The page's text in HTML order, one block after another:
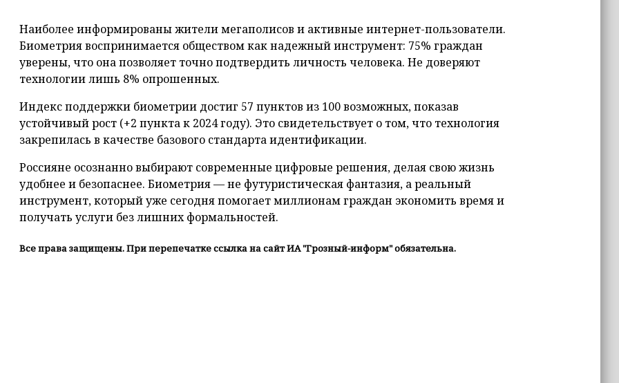
Наиболее информированы жители мегаполисов и активные интернет-пользователи.
Биометрия воспринимается обществом как надежный инструмент: 75% граждан
уверены, что она позволяет точно подтвердить личность человека. Не доверяют
технологии лишь 8% опрошенных.
Индекс поддержки биометрии достиг 57 пунктов из 100 возможных, показав
устойчивый рост (+2 пункта к 2024 году). Это свидетельствует о том, что технология
закрепилась в качестве базового стандарта идентификации.
Россияне осознанно выбирают современные цифровые решения, делая свою жизнь
удобнее и безопаснее. Биометрия — не футуристическая фантазия, а реальный
инструмент, который уже сегодня помогает миллионам граждан экономить время и
получать услуги без лишних формальностей.
Все права защищены. При перепечатке ссылка на сайт ИА "Грозный-информ" обязательна.